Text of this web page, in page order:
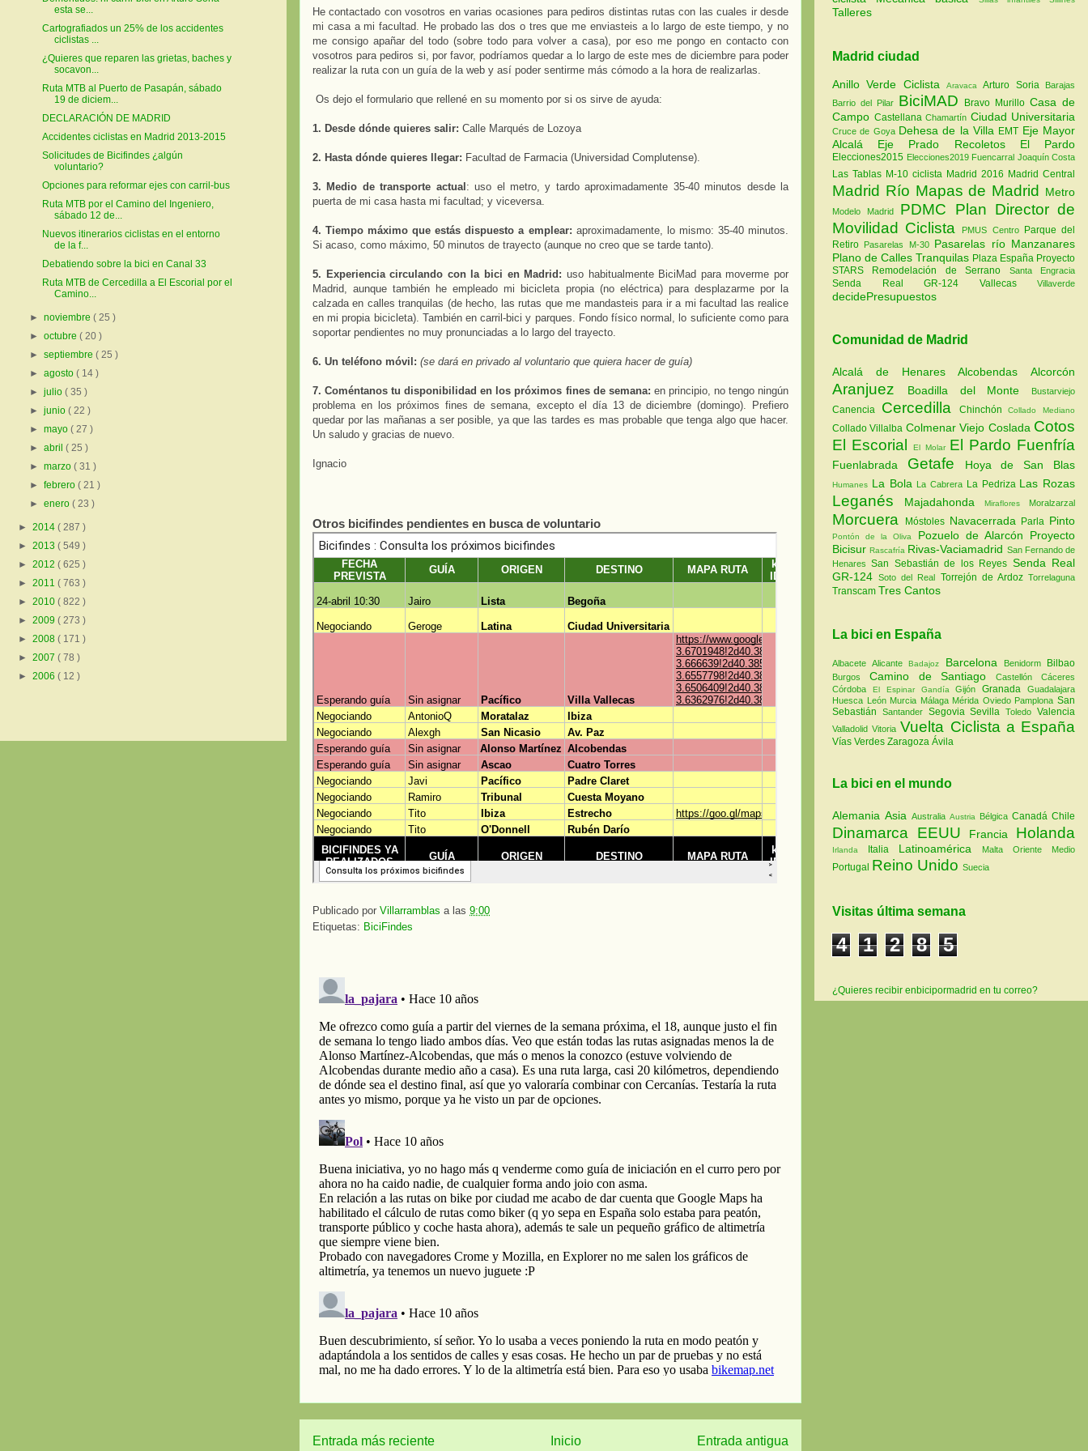
He contactado con vosotros en varias ocasiones para pediros distintas rutas con las cuales ir desde
mi casa a mi facultad. He probado las dos o tres que me enviasteis a lo largo de este tiempo, y no
me consigo apañar del todo (sobre todo para volver a casa), por eso me pongo en contacto con
vosotros para pediros si, por favor, podríamos quedar a lo largo de este mes de diciembre para poder
realizar la ruta con un guía de la web y así poder sentirme más cómodo a la hora de realizarlas.
Os dejo el formulario que rellené en su momento por si os sirve de ayuda:
1. Desde dónde quieres salir: Calle Marqués de Lozoya
2. Hasta dónde quieres llegar: Facultad de Farmacia (Universidad Complutense).
3. Medio de transporte actual: uso el metro, y tardo aproximadamente 35-40 minutos desde la
puerta de mi casa hasta mi facultad; y viceversa.
4. Tiempo máximo que estás dispuesto a emplear: aproximadamente, lo mismo: 35-40 minutos.
Si acaso, como máximo, 50 minutos de trayecto (aunque no creo que se tarde tanto).
5. Experiencia circulando con la bici en Madrid: uso habitualmente BiciMad para moverme por
Madrid, aunque también he empleado mi bicicleta propia (no eléctrica) para desplazarme por la
calzada en calles tranquilas (de hecho, las rutas que me mandasteis para ir a mi facultad las realice
en mi propia bicicleta). También en carril-bici y parques. Fondo físico normal, lo suficiente como para
soportar pendientes no muy pronunciadas a lo largo del trayecto.
6. Un teléfono móvil: (se dará en privado al voluntario que quiera hacer de guía)
7. Coméntanos tu disponibilidad en los próximos fines de semana: en principio, no tengo ningún
problema en los próximos fines de semana, excepto el día 13 de diciembre (domingo). Prefiero
quedar por las mañanas a ser posible, ya que las tardes es mas probable que tenga algo que hacer.
Un saludo y gracias de nuevo.
Ignacio
Otros bicifindes pendientes en busca de voluntario
Publicado por Villarramblas a las 9:00
Etiquetas: BiciFindes
Entrada más reciente Entrada antigua
Inicio
esta se...
Cartografiados un 25% de los accidentes
ciclistas ...
¿Quieres que reparen las grietas, baches y
socavon...
Ruta MTB al Puerto de Pasapán, sábado
19 de diciem...
DECLARACIÓN DE MADRID
Accidentes ciclistas en Madrid 2013-2015
Solicitudes de Bicifindes ¿algún
voluntario?
Opciones para reformar ejes con carril-bus
Ruta MTB por el Camino del Ingeniero,
sábado 12 de...
Nuevos itinerarios ciclistas en el entorno
de la f...
Debatiendo sobre la bici en Canal 33
Ruta MTB de Cercedilla a El Escorial por el
Camino...
►noviembre( 25 )
►octubre( 20 )
►septiembre( 25 )
►agosto( 14 )
►julio( 35 )
►junio( 22 )
►mayo( 27 )
►abril( 25 )
►marzo( 31 )
►febrero( 21 )
►enero( 23 )
► 2014 ( 287 )
► 2013 ( 549 )
► 2012 ( 625 )
► 2011 ( 763 )
► 2010 ( 822 )
► 2009 ( 273 )
► 2008 ( 171 )
► 2007 ( 78 )
► 2006 ( 12 )
Talleres
Madrid ciudad
Anillo Verde Ciclista AravacaArturo Soria
Barajas
Barrio del Pilar BiciMAD Bravo MurilloCasa de
Campo Castellana Chamartín Ciudad Universitaria
Cruce de Goya Dehesa de la Villa EMT Eje Mayor
Alcalá Eje Prado Recoletos El Pardo
Elecciones2015 Elecciones2019 Fuencarral Joaquín Costa
Las Tablas M-10 ciclista Madrid 2016 Madrid Central
Madrid Río Mapas de Madrid Metro
Modelo Madrid PDMC Plan Director de
Movilidad Ciclista
PMUS Centro Parque del
Retiro Pasarelas M-30 Pasarelas río Manzanares
Plano de Calles Tranquilas Plaza España Proyecto
STARS Remodelación de Serrano Santa Engracia
Senda Real GR-124 Vallecas Villaverde
decidePresupuestos
Comunidad de Madrid
Alcalá de HenaresAlcobendas Alcorcón
Aranjuez Boadilla del Monte Bustarviejo
Canencia Cercedilla ChinchónCollado Mediano
Collado Villalba Colmenar Viejo Coslada Cotos
El EscorialEl Molar El Pardo Fuenfría
Fuenlabrada Getafe Hoya de San Blas
Humanes La Bola La Cabrera La Pedriza Las Rozas
Leganés Majadahonda Miraflores Moralzarzal
Morcuera Móstoles Navacerrada Parla Pinto
Pontón de la Oliva Pozuelo de Alarcón Proyecto
BicisurRascafría Rivas-Vaciamadrid San Fernando de
HenaresSan Sebastián de los Reyes Senda Real
GR-124Soto del Real Torrejón de ArdozTorrelaguna
Transcam Tres Cantos
La bici en España
AlbaceteAlicanteBadajoz Barcelona Benidorm Bilbao
Burgos Camino de SantiagoCastellónCáceres
Córdoba El Espinar GandíaGijónGranadaGuadalajara
Huesca León Murcia Málaga Mérida Oviedo PamplonaSan
Sebastián Santander SegoviaSevillaToledoValencia
ValladolidVitoria Vuelta Ciclista a España
Vías Verdes Zaragoza Ávila
La bici en el mundo
Alemania Asia Australia Austria Bélgica Canadá Chile
Dinamarca EEUU Francia Holanda
Irlanda Italia Latinoamérica Malta Oriente Medio
Portugal Reino Unido Suecia
Visitas última semana
4 1 2 8 5
¿Quieres recibir enbicipormadrid en tu correo?